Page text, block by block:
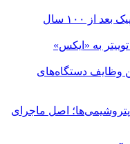
اصل ماجرای